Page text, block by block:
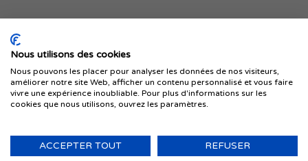
Je publie mon offre
© 1999-2026 IMMIGRER.COM INC. — TOUS DROITS RÉSERVÉS
Nous utilisons des cookies
Nous pouvons les placer pour analyser les données de nos visiteurs,
améliorer notre site Web, afficher un contenu personnalisé et vous faire
vivre une expérience inoubliable. Pour plus d'informations sur les
cookies que nous utilisons, ouvrez les paramètres.
ACCEPTER TOUT REFUSER